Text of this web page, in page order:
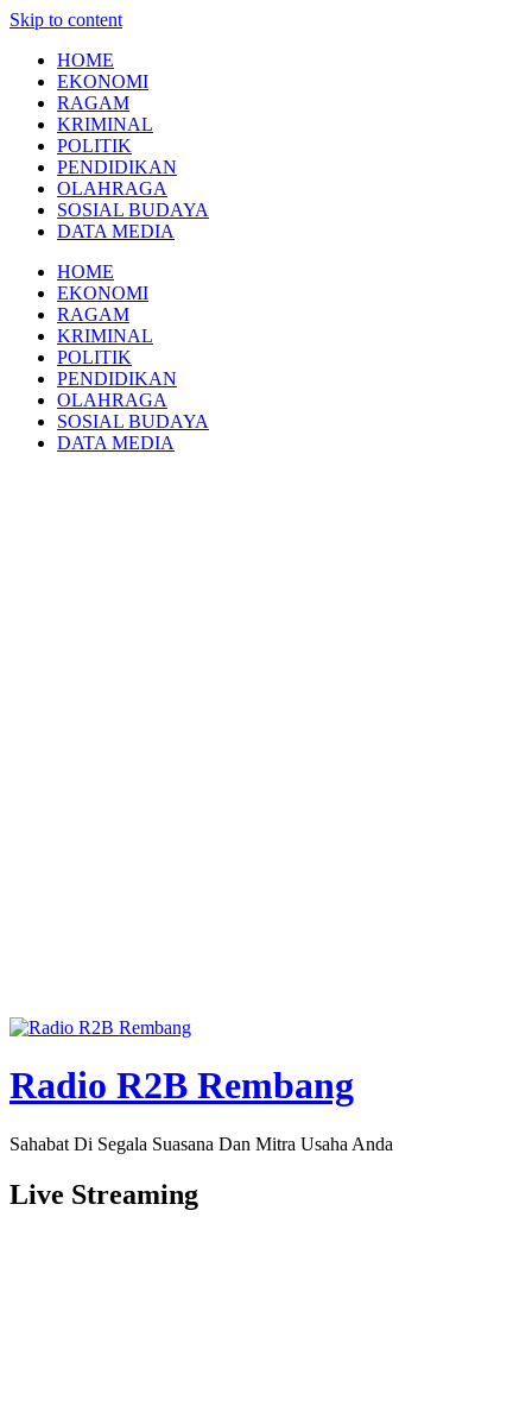
Skip to content
HOME
EKONOMI
RAGAM
KRIMINAL
POLITIK
PENDIDIKAN
OLAHRAGA
SOSIAL BUDAYA
DATA MEDIA
HOME
EKONOMI
RAGAM
KRIMINAL
POLITIK
PENDIDIKAN
OLAHRAGA
SOSIAL BUDAYA
DATA MEDIA
Radio R2B Rembang
Sahabat Di Segala Suasana Dan Mitra Usaha Anda
Live Streaming